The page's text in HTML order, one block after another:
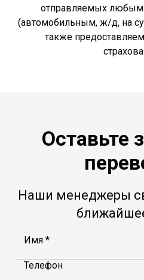
отправляемых любым
(автомобильным, ж/д, на
также
Оставьте
Наши менеджеры
Имя *
Телефон